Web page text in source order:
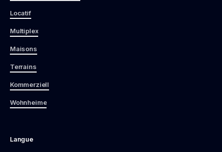
Locatif
Multiplex
Maisons
Terrains
Kommerziell
Wohnheime
Langue